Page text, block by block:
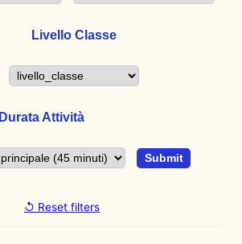
Livello Classe
Durata Attività
↺ Reset filters